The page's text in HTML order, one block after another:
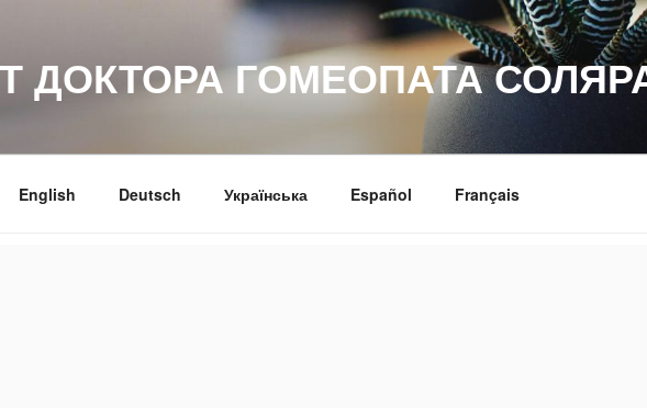
ДОКТОРА ГОМЕОПАТА
English Deutsch Українська Español Français